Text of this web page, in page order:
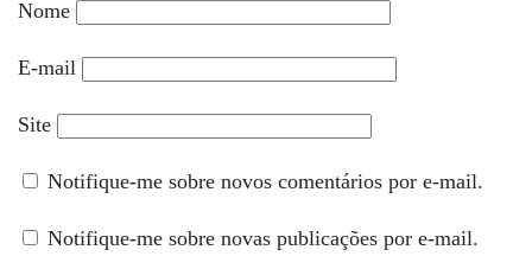
Nome
E-mail
Site
Notifique-me sobre novos comentários por e-mail.
Notifique-me sobre novas publicações por e-mail.